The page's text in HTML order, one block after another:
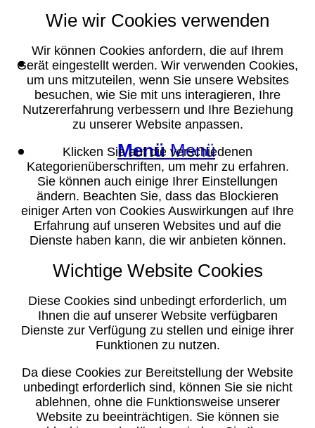
Suche
Menü Menü
Wie wir Cookies verwenden
Wir können Cookies anfordern, die auf Ihrem
Gerät eingestellt werden. Wir verwenden Cookies,
um uns mitzuteilen, wenn Sie unsere Websites
besuchen, wie Sie mit uns interagieren, Ihre
Nutzererfahrung verbessern und Ihre Beziehung
zu unserer Website anpassen.
Klicken Sie auf die verschiedenen
Kategorienüberschriften, um mehr zu erfahren.
Sie können auch einige Ihrer Einstellungen
ändern. Beachten Sie, dass das Blockieren
einiger Arten von Cookies Auswirkungen auf Ihre
Erfahrung auf unseren Websites und auf die
Dienste haben kann, die wir anbieten können.
Wichtige Website Cookies
Diese Cookies sind unbedingt erforderlich, um
Ihnen die auf unserer Website verfügbaren
Dienste zur Verfügung zu stellen und einige ihrer
Funktionen zu nutzen.
Da diese Cookies zur Bereitstellung der Website
unbedingt erforderlich sind, können Sie sie nicht
ablehnen, ohne die Funktionsweise unserer
Website zu beeinträchtigen. Sie können sie